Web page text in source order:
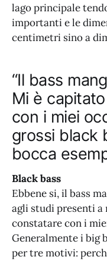
lago principale
importanti e le
centimetri sino a
“Il bass
Mi è
con i miei
grossi black
bocca
Black bass
Ebbene si, il bass
agli studi presenti
constatare con i
Generalmente i big
per tre motivi: